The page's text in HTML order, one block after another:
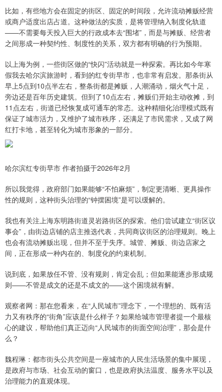
比如，有些地方会在固定的街区、固定的时间段，允许流动摊贩经营
或商户适度出店占道。这种做法的实质，是将管理纳入制度化轨道
——不需要每天投入巨大的行政成本去“围堵”，而是与摊贩、经营者
之间形成一种契约性、制度性的关系，双方都有明确的行为预期。
以上海为例，一些街区做的“快闪”活动就是一种探索。再比如今年寒
假我去哈尔滨旅游时，看到的红专街早市，也非常有启发。那条街从
早上5点到10点半左右，整条街都是摊贩，人潮涌动，烟火气十足，
旁边还是百年历史建筑。但到了10点左右，摊贩们开始主动收摊，到
11点左右，街道已经恢复成可通车的常态。这种精细化治理模式既有
保证了城市活力，又维护了城市秩序，还满足了市民需求，又成了网
红打卡地，甚至转化为城市形象的一部分。
哈尔滨红专街早市 作者拍摄于2026年2月
所以我觉得，政府部门如果能够“不怕麻烦”，制定更清晰、更具操作
性的规则，这种街头治理的“钟摆困境”是可以缓解的。
我也有关注上海东明路街道灵岩路街区的探索。他们尝试建立“街区议
事会”，由街边店铺的店主推选代表，共同商议街区的治理规则。晚上
也会有流动摊贩出现，但并不至于失序。城管、摊贩、街边店家之
间，正在形成一种内在的、制度化的约束机制。
说到底，如果放任不管、没有规则，肯定会乱；但如果能逐步形成规
则——不管是成文的还是不成文的——这个困境就有解。
观察者网：那在您看来，在“人民城市”理念下，一个理想的、既有活
力又有秩序的“街角”应该是什么样子？如果给城市管理者提一个最核
心的建议，帮助他们真正迈向“人民城市的街面空间治理”，那会是什
么？
魏程琳：都市街头公共空间是一座城市的人民生活场景的集中展现，
是政府与市场、社会互动的窗口，也是政府执法温度、服务水平以及
治理能力的直观体现。